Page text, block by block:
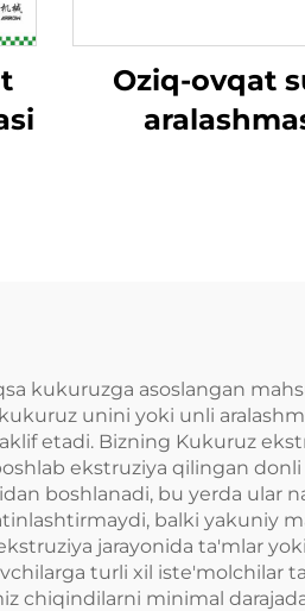
Oziq-ovqat
kukuruzga asoslangan
unini yoki unli
etadi. Bizning Kukuruz
ekstruziya qilingan
boshlanadi, bu yerda ular
balki yakuniy
jarayonida ta'mlar
turli xil iste'molchilar
chiqindilarni minimal